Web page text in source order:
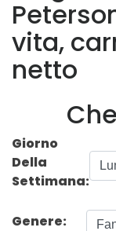
vita,
netto
Giorno
Della
Settimana:
Genere: